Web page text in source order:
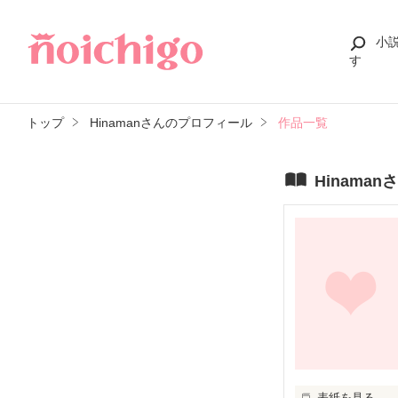
小
す
トップ Hinamanさんのプロフィール 作品一覧
Hinaman